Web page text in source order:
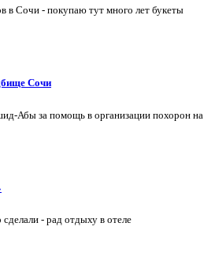
в Сочи - покупаю тут много лет букеты
Сочи
Абы за помощь в организации похорон на
- рад отдыху в отеле